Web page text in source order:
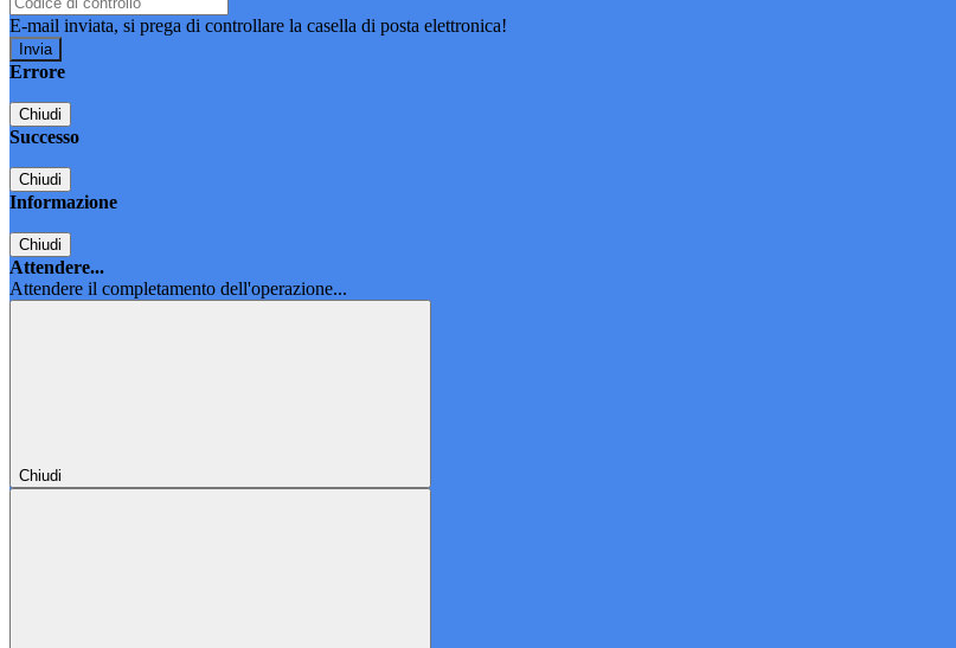
E-mail inviata, si prega di controllare la casella di posta elettronica!
Errore
Chiudi
Successo
Chiudi
Informazione
Chiudi
Attendere...
Attendere il completamento dell'operazione...
Chiudi